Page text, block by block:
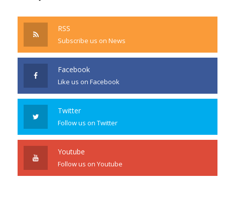
RSS
Subscribe us on News
Facebook
Like us on Facebook
Twitter
Follow us on Twitter
Youtube
Follow us on Youtube